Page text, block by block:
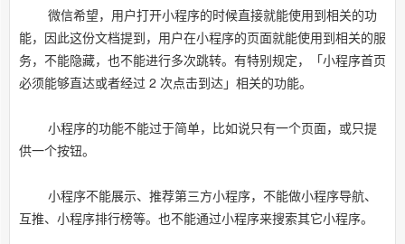
微信希望，用户打开小程序的时候直接就能使用到相关的功
能，因此这份文档提到，用户在小程序的页面就能使用到相关的服
务，不能隐藏，也不能进行多次跳转。有特别规定，「小程序首页
必须能够直达或者经过 2 次点击到达」相关的功能。
小程序的功能不能过于简单，比如说只有一个页面，或只提
供一个按钮。
小程序不能展示、推荐第三方小程序，不能做小程序导航、
互推、小程序排行榜等。也不能通过小程序来搜索其它小程序。